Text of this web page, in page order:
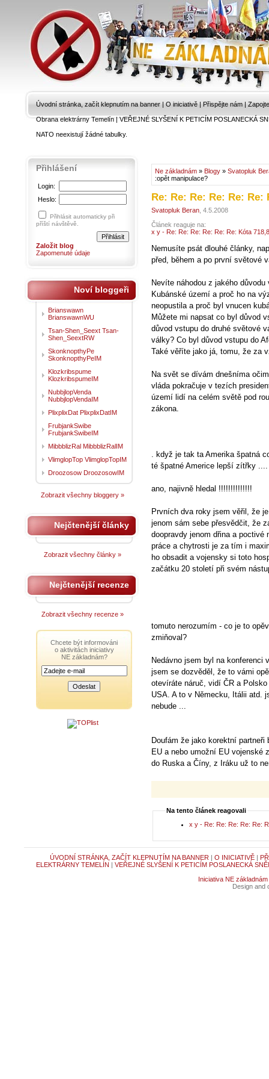
Úvodní stránka, začít klepnutím na banner | O iniciativě | Přispějte nám |
Obrana elektrárny Temelín|VEŘEJNÉ SLYŠENÍ K PETICÍM POSLANECKÁ
NATO neexistují žádné tabulky.
Ne základnám » Blogy » Svatopluk
:opět manipulace?
Re: Re: Re: Re: Re:
Svatopluk Beran , 4.5.2008
Článek reaguje na:
x y - Re: Re: Re: Re: Re: Re: Kóta
Nemusíte psát dlouhé články,
před, během a po první světové
Nevíte náhodou z jakého
Kubánské území a proč ho na
neopustila a proč byl vnucen
Můžete mi napsat co byl důvod
důvod vstupu do druhé světové
války? Co byl důvod vstupu do
Také věříte jako já, tomu, že za
Na svět se dívám dnešníma
vláda pokračuje v tezích
území lidí na celém světě pod
zákona.
. když je tak ta Amerika špatná
té špatné Americe lepší zítřky ....
ano, najivně hledal !!!!!!!!!!!!!!
Prvních dva roky jsem věřil, že
jenom sám sebe přesvědčit, že
doopravdy jenom dřina a
práce a chytrosti je za tím i
ho obsadit a vojensky si toto
začátku 20 století při svém
tomuto nerozumím - co je to
zmiňoval?
Nedávno jsem byl na
jsem se dozvěděl, že to vámi
otevíráte náruč, vidí ČR a
USA. A to v Německu, Itálii atd.
nebude ...
Doufám že jako korektní
EU a nebo umožní EU vojenské
do Ruska a Číny, z Iráku už to
Na tento článek reagovali
x y - Re: Re: Re: Re: Re:
Přihlášení
Login:
Heslo:
Přihlásit automaticky při
příští návštěvě.
Založit blog
Zapomenuté údaje
Noví bloggeři
Brianswawn
BrianswawnWU
Tsan-Shen_Seext Tsan-
Shen_SeextRW
SkonknopthyPe
SkonknopthyPeIM
Klozkribspume
KlozkribspumeIM
NubbjlopVenda
NubbjlopVendaIM
PlixplixDat PlixplixDatIM
FrubjankSwibe
FrubjankSwibeIM
MibbblizRal MibbblizRalIM
VlimglopTop VlimglopTopIM
Droozosow DroozosowIM
Zobrazit všechny bloggery »
Nejčtenější články
Zobrazit všechny články »
Nejčtenější recenze
Zobrazit všechny recenze »
Chcete být informováni
o aktivitách iniciativy
NE základnám?
ÚVODNÍ STRÁNKA, ZAČÍT KLEPNUTÍM NA BANNER O INICIATIVĚ|
ELEKTRÁRNY TEMELÍN
VEŘEJNÉ SLYŠENÍ K PETICÍM POSLANECKÁ
Iniciativa NE základnám
Design and